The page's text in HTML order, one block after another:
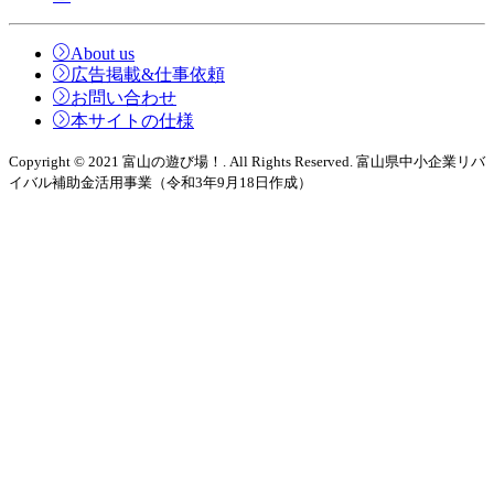
About us
広告掲載&仕事依頼
お問い合わせ
本サイトの仕様
Copyright © 2021 富山の遊び場！. All Rights Reserved. 富山県中小企業リバ
イバル補助金活用事業（令和3年9月18日作成）